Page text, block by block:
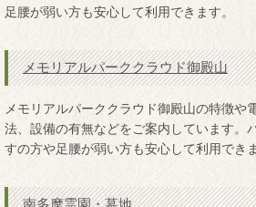
足腰が弱い方も安心して利用できます。
メモリアルパーククラウド御殿山
メモリアルパーククラウド御殿山の特徴や
法、設備の有無などをご案内しています。
すの方や足腰が弱い方も安心して利用できま